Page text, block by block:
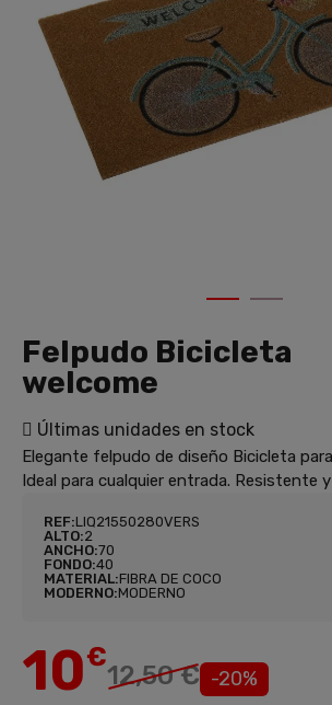
Felpudo Bicicleta
welcome
Últimas unidades en stock
Elegante felpudo de diseño Bicicleta
Ideal para cualquier entrada. Resistente
REF:LIQ21550280VERS
ALTO:2
ANCHO:70
FONDO:40
MATERIAL:FIBRA DE COCO
MODERNO:MODERNO
10€
12,50 € -20%